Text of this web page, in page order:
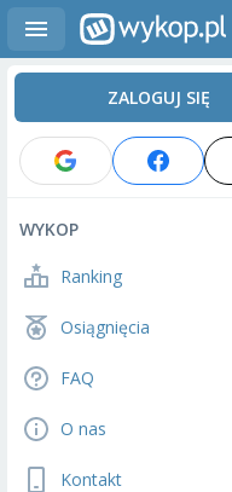
ZALOGUJ SIĘ
WYKOP
Ranking
Osiągnięcia
FAQ
O nas
Kontakt